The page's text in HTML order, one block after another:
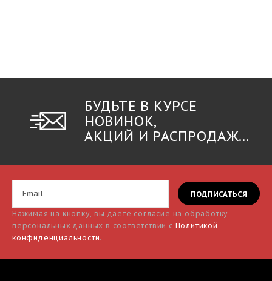
БУДЬТЕ В КУРСЕ
НОВИНОК,
АКЦИЙ И РАСПРОДАЖ...
Нажимая на кнопку, вы даёте согласие на обработку
персональных данных в соответствии с Политикой
конфиденциальности.